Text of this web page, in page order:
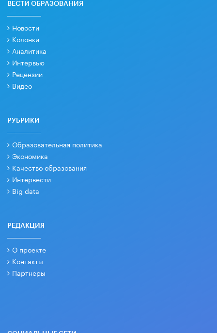
ВЕСТИ ОБРАЗОВАНИЯ
Новости
Колонки
Аналитика
Интервью
Рецензии
Видео
РУБРИКИ
Образовательная политика
Экономика
Качество образования
Интервести
Big data
РЕДАКЦИЯ
О проекте
Контакты
Партнеры